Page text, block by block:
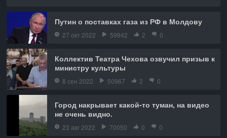
Путин о поставках газа из РФ в Молдову
27 окт 2022 59942 2 0
Коллектив Театра Чехова озвучил призыв к
министру культуры
8 сен 2022 50967 2 0
Город накрывает какой-то туман, на видео
не очень видно.
23 авг 2022 70050 0 0